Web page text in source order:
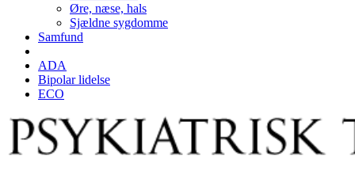
Øre, næse, hals
Sjældne sygdomme
Samfund
ADA
Bipolar lidelse
ECO